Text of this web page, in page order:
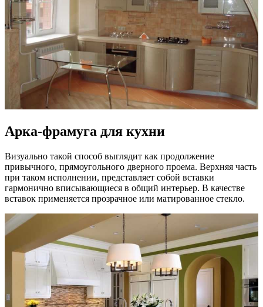
Арка-фрамуга для кухни
Визуально такой способ выглядит как продолжение
привычного, прямоугольного дверного проема. Верхняя часть
при таком исполнении, представляет собой вставки
гармонично вписывающиеся в общий интерьер. В качестве
вставок применяется прозрачное или матированное стекло.